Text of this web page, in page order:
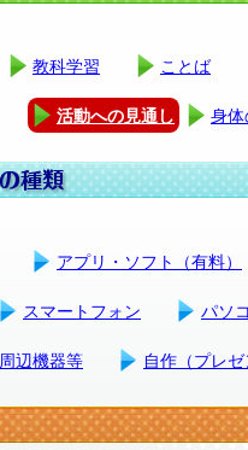
教科学習 ことば
活動への見通し 身
アプリ・ソフト（有料）
スマートフォン パソ
周辺機器等 自作（プレ